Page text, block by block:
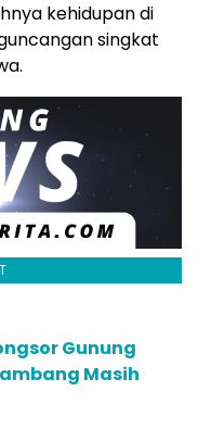
kehidupan di
singkat
Gunung
Masih